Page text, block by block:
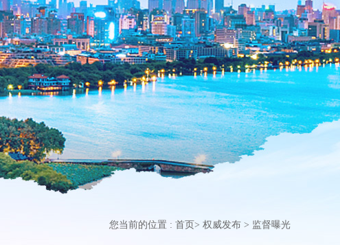
您当前的位置 : 首页 > 权威发布 > 监督曝光